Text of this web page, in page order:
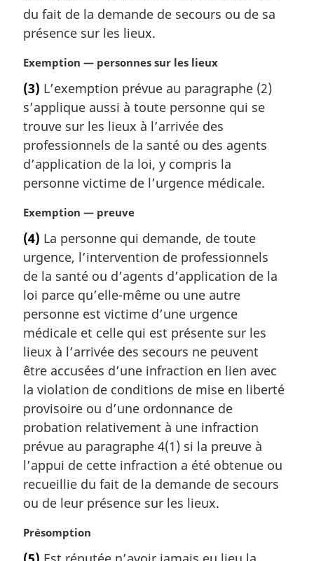
:du fait de la demande de secours ou de sa
présence sur les lieux.
N
t
e
m
a
r
g
i
a
l
e
:
Exemption — personnes sur les lieux
(3) L’exemption prévue au paragraphe (2)
s’applique aussi à toute personne qui se
trouve sur les lieux à l’arrivée des
professionnels de la santé ou des agents
d’application de la loi, y compris la
personne victime de l’urgence médicale.
N
t
e
m
a
g
i
n
a
l
e
:
Exemption — preuve
(4) La personne qui demande, de toute
urgence, l’intervention de professionnels
de la santé ou d’agents d’application de la
loi parce qu’elle-même ou une autre
personne est victime d’une urgence
médicale et celle qui est présente sur les
lieux à l’arrivée des secours ne peuvent
être accusées d’une infraction en lien avec
la violation de conditions de mise en liberté
provisoire ou d’une ordonnance de
probation relativement à une infraction
prévue au paragraphe 4(1) si la preuve à
l’appui de cette infraction a été obtenue ou
recueillie du fait de la demande de secours
ou de leur présence sur les lieux.
N
Présomption